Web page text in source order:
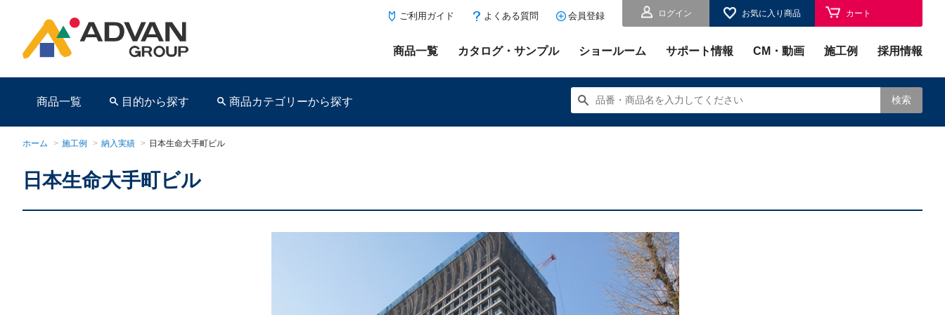
ログイン お気に入り商品 カート
ご利用ガイド よくある質問 会員登録
商品一覧 カタログ・サンプル ショールーム サポート情報 CM・動画 施工例 採用情報
商品一覧 目的から探す 商品カテゴリーから探す 検索
ホーム > 施工例 > 納入実績 > 日本生命大手町ビル
日本生命大手町ビル